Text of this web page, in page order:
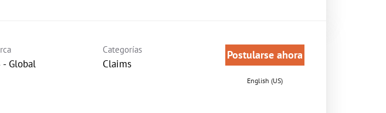
- Global
Categorías
Claims
Postularse ahora
English (US)